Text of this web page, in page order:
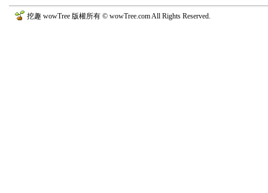
挖趣 wowTree 版權所有 © wowTree.com All Rights Reserved.